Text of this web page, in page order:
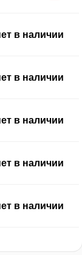
в наличии
в наличии
в наличии
в наличии
в наличии